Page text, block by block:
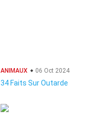
ANIMAUX 06 Oct 2024
34 Faits Sur Outarde